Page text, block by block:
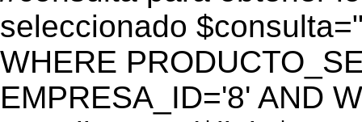
seleccionado
WHERE
EMPRESA_ID='8' AND